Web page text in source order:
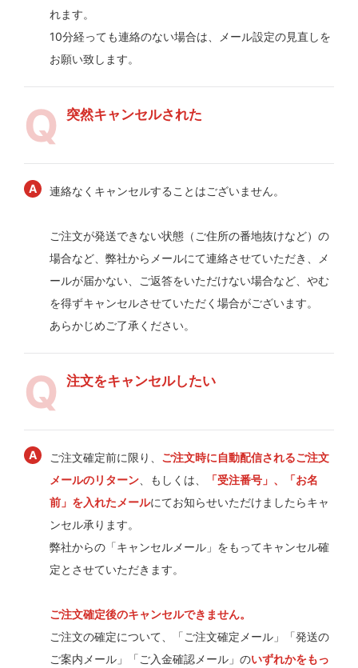
れます。
10分経っても連絡のない場合は、メール設定の見直しを
お願い致します。
突然キャンセルされた
連絡なくキャンセルすることはございません。
ご注文が発送できない状態（ご住所の番地抜けなど）の
場合など、弊社からメールにて連絡させていただき、メ
ールが届かない、ご返答をいただけない場合など、やむ
を得ずキャンセルさせていただく場合がございます。
あらかじめご了承ください。
注文をキャンセルしたい
ご注文確定前に限り、 ご注文時に自動配信されるご注文
メールのリターン、もしくは、
「受注番号」、「お名
前」を入れたメールにてお知らせいただけましたらキャ
ンセル承ります。
弊社からの「キャンセルメール」をもってキャンセル確
定とさせていただきます。
ご注文確定後のキャンセルできません。
ご注文の確定について、「ご注文確定メール」「発送の
ご案内メール」「ご入金確認メール」のいずれかをもっ